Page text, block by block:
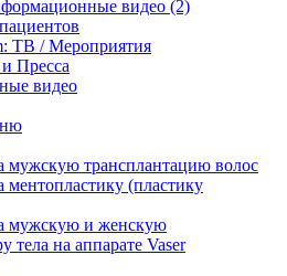
видео (2)
ТВ / Мероприятия
Пресса
видео
мужскую трансплантацию волос
ментопластику (пластику
мужскую и женскую
тела на аппарате Vaser